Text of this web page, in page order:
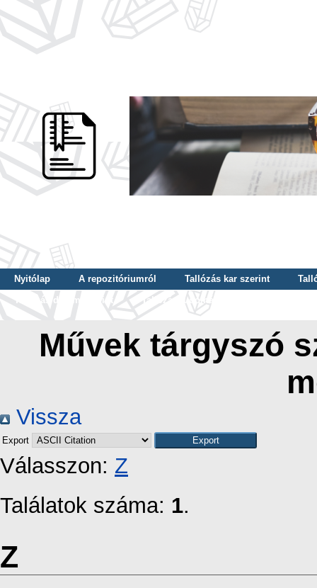
Nyitólap A repozitóriumról Tallózás kar szerint
Tallózás dátum szerint
Tallózás tudományterület szerint
Művek tárgyszó
Vissza
Export
Válasszon: Z
Találatok száma: 1.
Z